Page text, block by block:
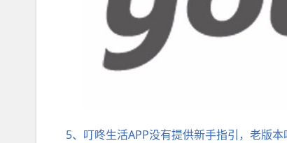
5、叮咚生活APP没有提供新手指引，老版